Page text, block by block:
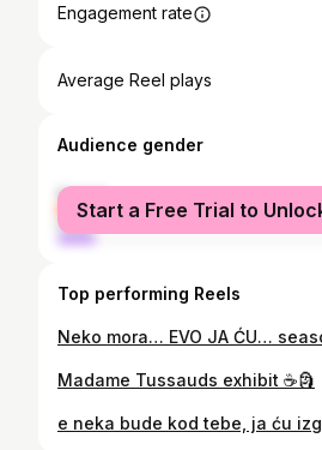
Engagement rate
Average Reel plays
Audience gender
female
male
Start a Free Trial to
Top performing Reels
Madame Tussauds exhibit ☕️🗿
e neka bude kod tebe, ja ću